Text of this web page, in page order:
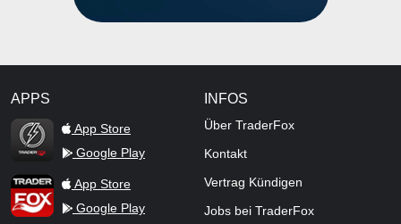
APPS
TraderFox Flash
App Store
Google Play
TraderFox AppApp Store
Google Play
INFOS
Über TraderFox
Kontakt
Vertrag Kündigen
Jobs bei TraderFox